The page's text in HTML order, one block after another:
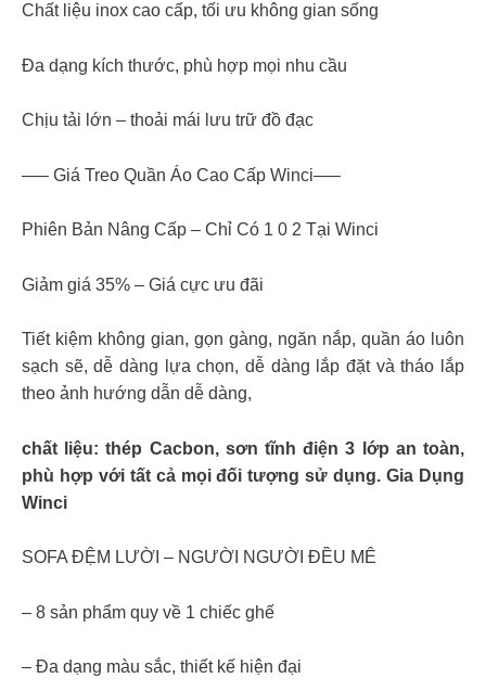
Chất liệu inox cao cấp, tối ưu không gian sống
Đa dạng kích thước, phù hợp mọi nhu cầu
Chịu tải lớn – thoải mái lưu trữ đồ đạc
—– Giá Treo Quần Áo Cao Cấp Winci—–
Phiên Bản Nâng Cấp – Chỉ Có 1 0 2 Tại Winci
Giảm giá 35% – Giá cực ưu đãi
Tiết kiệm không gian, gọn gàng, ngăn nắp, quần áo luôn
sạch sẽ, dễ dàng lựa chọn, dễ dàng lắp đặt và tháo lắp
theo ảnh hướng dẫn dễ dàng,
chất liệu: thép Cacbon, sơn tĩnh điện 3 lớp an toàn,
phù hợp với tất cả mọi đối tượng sử dụng. Gia Dụng
Winci
SOFA ĐỆM LƯỜI – NGƯỜI NGƯỜI ĐỀU MÊ
– 8 sản phẩm quy về 1 chiếc ghế
– Đa dạng màu sắc, thiết kế hiện đại